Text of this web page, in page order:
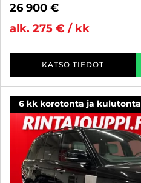
26 900 €
alk. 275 € / kk
KATSO TIEDOT
6 kk korotonta ja kulutonta